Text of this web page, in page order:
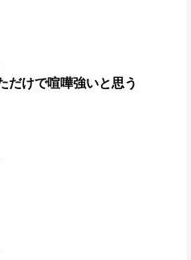
だけで喧嘩強いと思う